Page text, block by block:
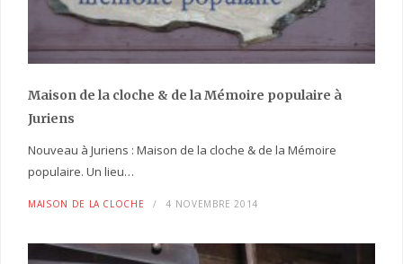
Maison de la cloche & de la Mémoire populaire à
Juriens
Nouveau à Juriens : Maison de la cloche & de la Mémoire
populaire. Un lieu…
MAISON DE LA CLOCHE 4 NOVEMBRE 2014